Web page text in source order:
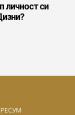
личност си